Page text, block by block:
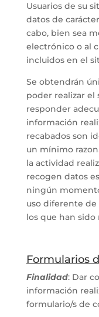
Usuarios de su
datos de
cabo, bien sea
electrónico o al
incluidos en el
Se obtendrán
poder realizar el
responder
información
recabados son
un mínimo
la actividad
recogen datos
ningún
uso diferente de
los que han sido
Formularios
Finalidad: Dar
información
formulario/s de